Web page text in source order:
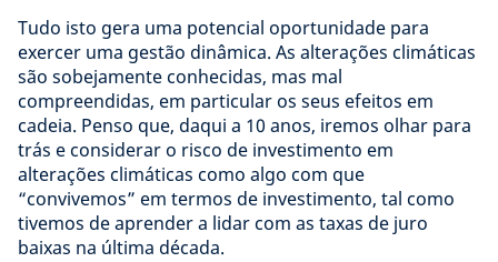
Tudo isto gera uma potencial oportunidade para
exercer uma gestão dinâmica. As alterações climáticas
são sobejamente conhecidas, mas mal
compreendidas, em particular os seus efeitos em
cadeia. Penso que, daqui a 10 anos, iremos olhar para
trás e considerar o risco de investimento em
alterações climáticas como algo com que
“convivemos” em termos de investimento, tal como
tivemos de aprender a lidar com as taxas de juro
baixas na última década.